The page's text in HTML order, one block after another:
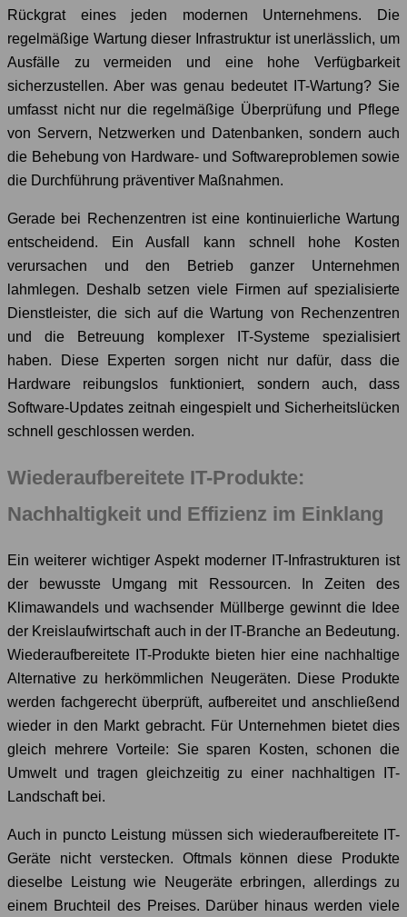
Rückgrat eines jeden modernen Unternehmens. Die
regelmäßige Wartung dieser Infrastruktur ist unerlässlich, um
Ausfälle zu vermeiden und eine hohe Verfügbarkeit
sicherzustellen. Aber was genau bedeutet IT-Wartung? Sie
umfasst nicht nur die regelmäßige Überprüfung und Pflege
von Servern, Netzwerken und Datenbanken, sondern auch
die Behebung von Hardware- und Softwareproblemen sowie
die Durchführung präventiver Maßnahmen.
Gerade bei Rechenzentren ist eine kontinuierliche Wartung
entscheidend. Ein Ausfall kann schnell hohe Kosten
verursachen und den Betrieb ganzer Unternehmen
lahmlegen. Deshalb setzen viele Firmen auf spezialisierte
Dienstleister, die sich auf die Wartung von Rechenzentren
und die Betreuung komplexer IT-Systeme spezialisiert
haben. Diese Experten sorgen nicht nur dafür, dass die
Hardware reibungslos funktioniert, sondern auch, dass
Software-Updates zeitnah eingespielt und Sicherheitslücken
schnell geschlossen werden.
Wiederaufbereitete IT-Produkte:
Nachhaltigkeit und Effizienz im Einklang
Ein weiterer wichtiger Aspekt moderner IT-Infrastrukturen ist
der bewusste Umgang mit Ressourcen. In Zeiten des
Klimawandels und wachsender Müllberge gewinnt die Idee
der Kreislaufwirtschaft auch in der IT-Branche an Bedeutung.
Wiederaufbereitete IT-Produkte bieten hier eine nachhaltige
Alternative zu herkömmlichen Neugeräten. Diese Produkte
werden fachgerecht überprüft, aufbereitet und anschließend
wieder in den Markt gebracht. Für Unternehmen bietet dies
gleich mehrere Vorteile: Sie sparen Kosten, schonen die
Umwelt und tragen gleichzeitig zu einer nachhaltigen IT-
Landschaft bei.
Auch in puncto Leistung müssen sich wiederaufbereitete IT-
Geräte nicht verstecken. Oftmals können diese Produkte
dieselbe Leistung wie Neugeräte erbringen, allerdings zu
einem Bruchteil des Preises. Darüber hinaus werden viele